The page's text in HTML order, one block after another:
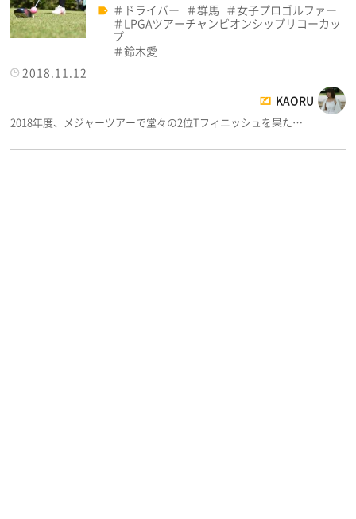
ドライバー
群馬
女子プロゴルファー
LPGAツアーチャンピオンシップリコーカッ
プ
鈴木愛
2018.11.12
KAORU
2018年度、メジャーツアーで堂々の2位Tフィニッシュを果た…